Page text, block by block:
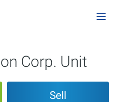
Corp. Unit
Sell